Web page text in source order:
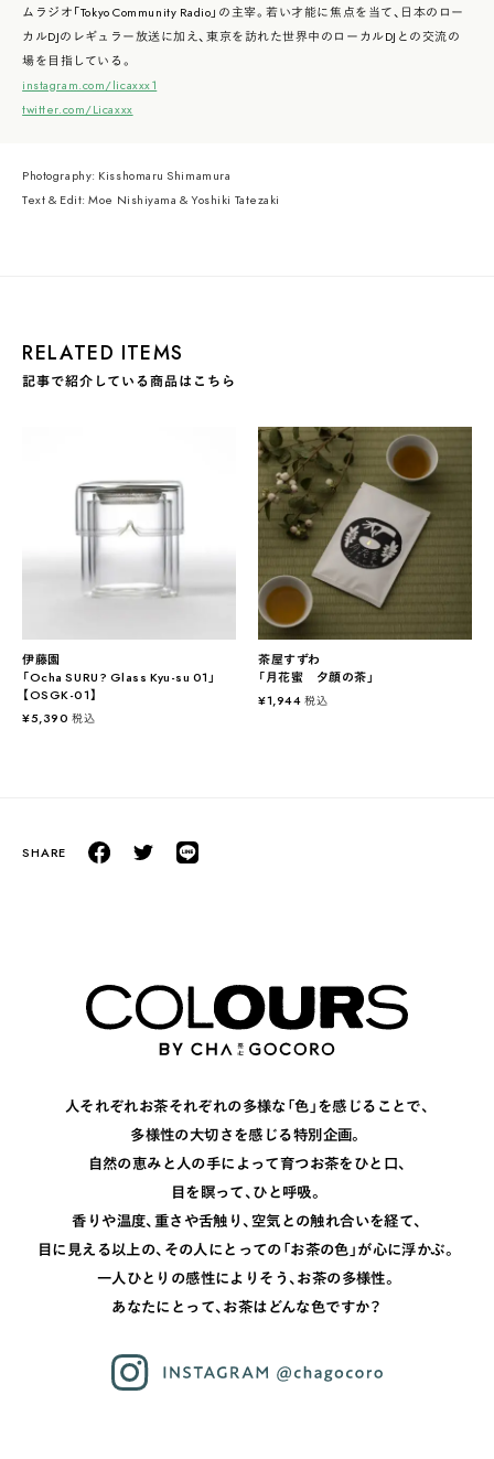
ムラジオ「Tokyo Community Radio」の主宰。若い才能に焦点を当て、日本のロー
カルDJのレギュラー放送に加え、東京を訪れた世界中のローカルDJとの交流の
場を目指している。
instagram.com/licaxxx1
twitter.com/Licaxxx
Photography: Kisshomaru Shimamura
Text & Edit: Moe Nishiyama & Yoshiki Tatezaki
RELATED ITEMS
記事で紹介している商品はこちら
伊藤園
「Ocha SURU? Glass Kyu-su 01」
【OSGK-01】
¥5,390 税込
茶屋すずわ
「月花蜜 夕顔の茶」
¥1,944 税込
人それぞれお茶それぞれの多様な「色」を感じることで、
多様性の大切さを感じる特別企画。
自然の恵みと人の手によって育つお茶をひと口、
目を瞑って、ひと呼吸。
香りや温度、重さや舌触り、空気との触れ合いを経て、
目に見える以上の、 その人にとっての「お茶の色」が心に浮かぶ。
一人ひとりの感性によりそう、お茶の多様性。
あなたにとって、お茶はどんな色ですか？